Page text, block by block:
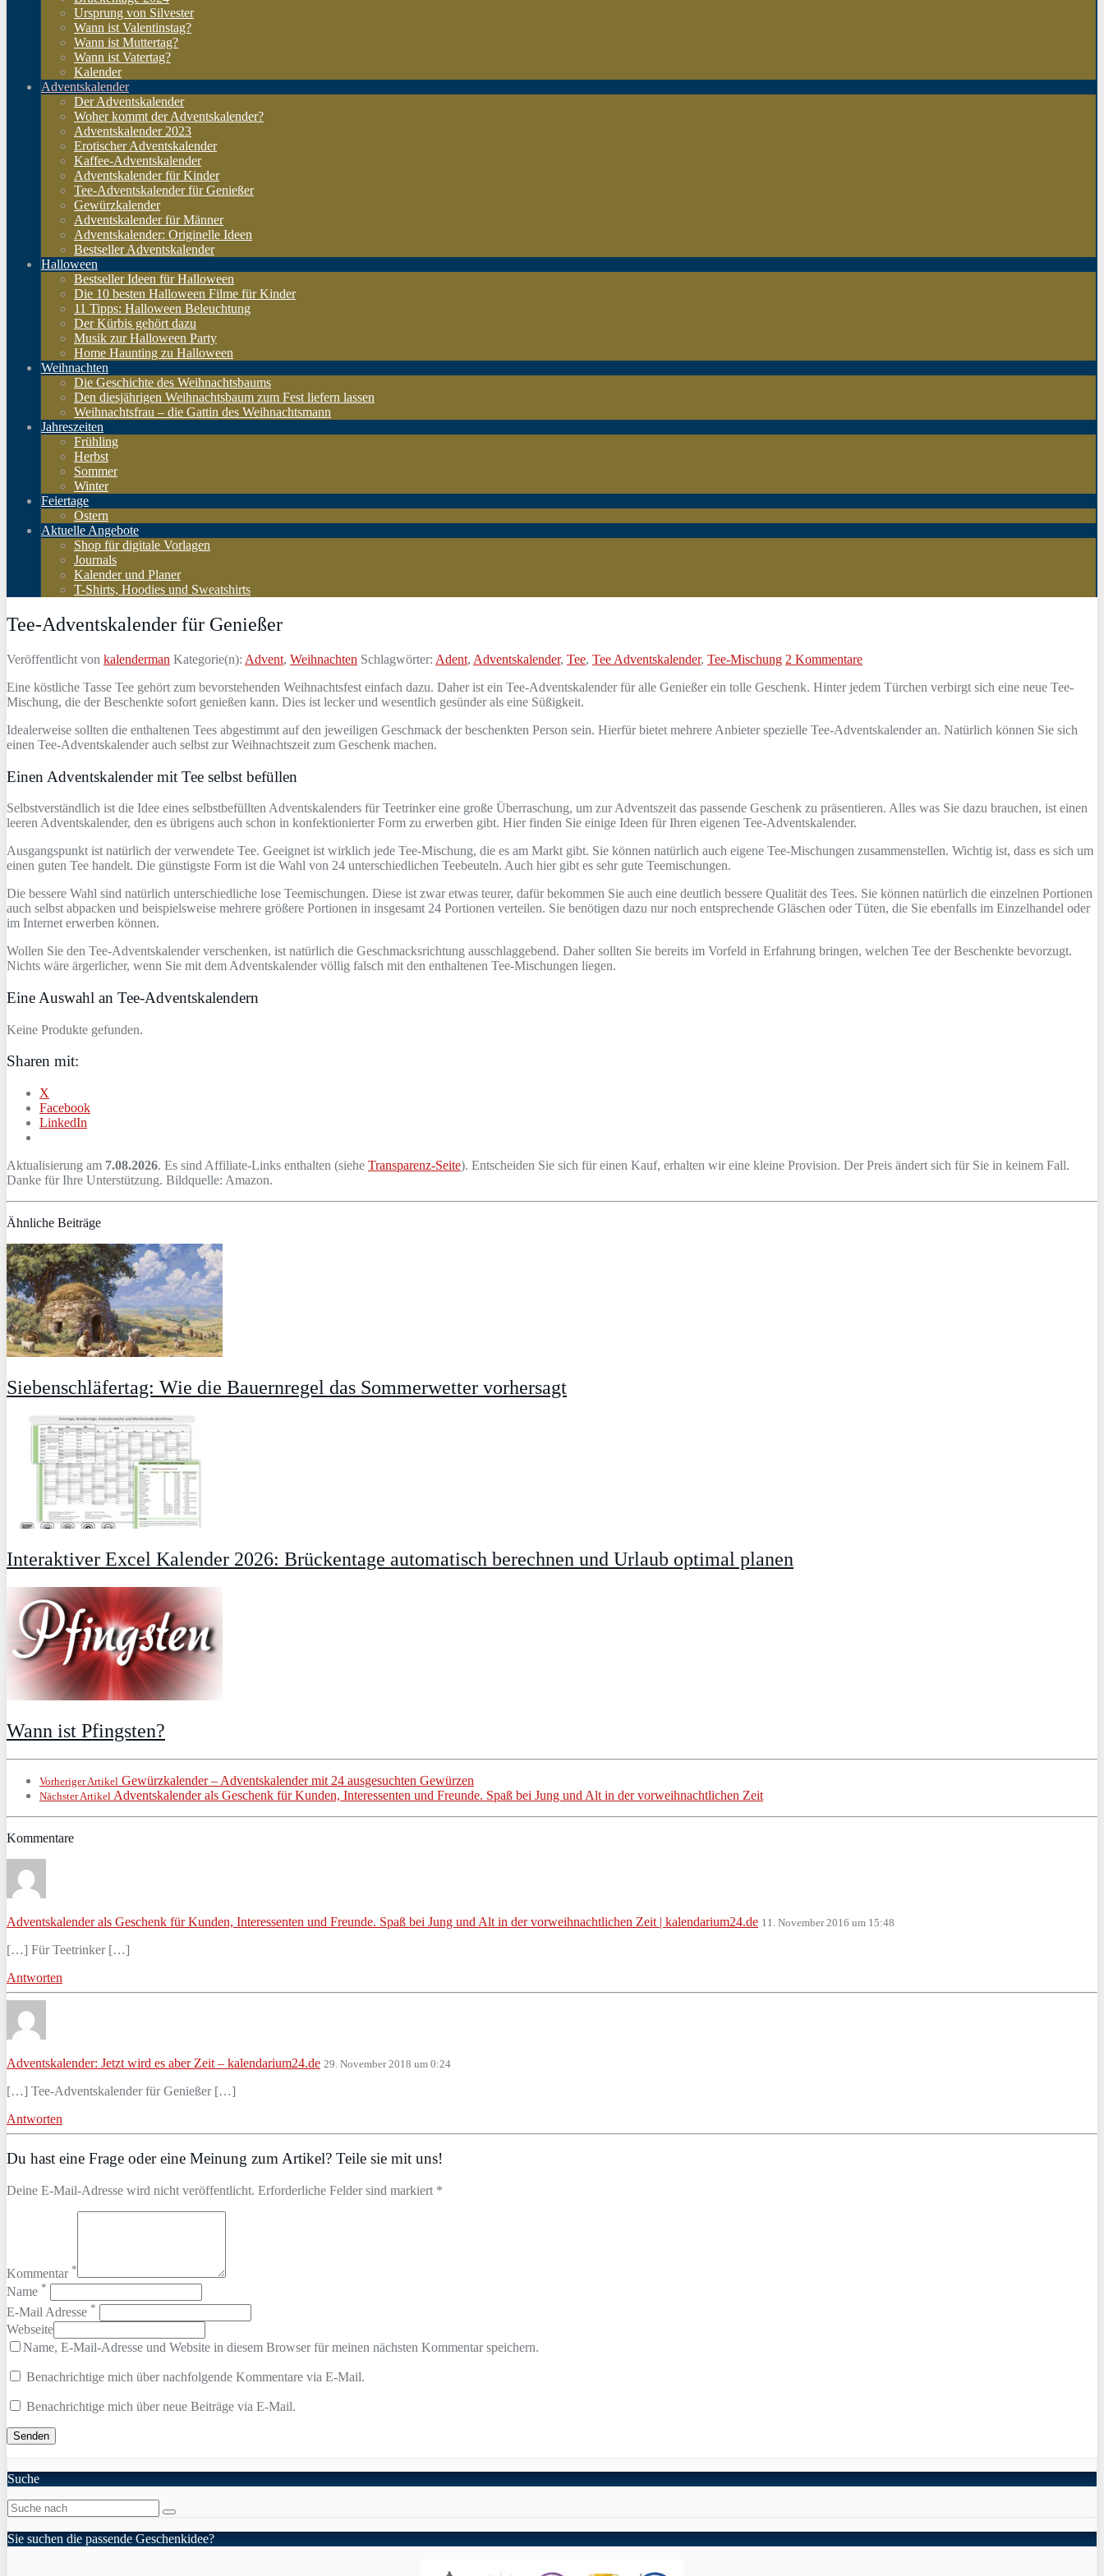
Ursprung von Silvester
Wann ist Valentinstag?
Wann ist Muttertag?
Wann ist Vatertag?
Kalender
Adventskalender
Der Adventskalender
Woher kommt der Adventskalender?
Adventskalender 2023
Erotischer Adventskalender
Kaffee-Adventskalender
Adventskalender für Kinder
Tee-Adventskalender für Genießer
Gewürzkalender
Adventskalender für Männer
Adventskalender: Originelle Ideen
Bestseller Adventskalender
Halloween
Bestseller Ideen für Halloween
Die 10 besten Halloween Filme für Kinder
11 Tipps: Halloween Beleuchtung
Der Kürbis gehört dazu
Musik zur Halloween Party
Home Haunting zu Halloween
Weihnachten
Die Geschichte des Weihnachtsbaums
Den diesjährigen Weihnachtsbaum zum Fest liefern lassen
Weihnachtsfrau – die Gattin des Weihnachtsmann
Jahreszeiten
Frühling
Herbst
Sommer
Winter
Feiertage
Ostern
Aktuelle Angebote
Shop für digitale Vorlagen
Journals
Kalender und Planer
T-Shirts, Hoodies und Sweatshirts
Tee-Adventskalender für Genießer
Veröffentlicht von kalenderman Kategorie(n): Advent, Weihnachten Schlagwörter: Adent, Adventskalender, Tee, Tee Adventskalender, Tee-Mischung 2 Kommentare
Eine köstliche Tasse Tee gehört zum bevorstehenden Weihnachtsfest einfach dazu. Daher ist ein Tee-Adventskalender für alle Genießer ein tolle Geschenk. Hinter jedem Türchen verbirgt sich eine neue Tee-
Mischung, die der Beschenkte sofort genießen kann. Dies ist lecker und wesentlich gesünder als eine Süßigkeit.
Idealerweise sollten die enthaltenen Tees abgestimmt auf den jeweiligen Geschmack der beschenkten Person sein. Hierfür bietet mehrere Anbieter spezielle Tee-Adventskalender an. Natürlich können Sie sich
einen Tee-Adventskalender auch selbst zur Weihnachtszeit zum Geschenk machen.
Einen Adventskalender mit Tee selbst befüllen
Selbstverständlich ist die Idee eines selbstbefüllten Adventskalenders für Teetrinker eine große Überraschung, um zur Adventszeit das passende Geschenk zu präsentieren. Alles was Sie dazu brauchen, ist einen
leeren Adventskalender, den es übrigens auch schon in konfektionierter Form zu erwerben gibt. Hier finden Sie einige Ideen für Ihren eigenen Tee-Adventskalender.
Ausgangspunkt ist natürlich der verwendete Tee. Geeignet ist wirklich jede Tee-Mischung, die es am Markt gibt. Sie können natürlich auch eigene Tee-Mischungen zusammenstellen. Wichtig ist, dass es sich um
einen guten Tee handelt. Die günstigste Form ist die Wahl von 24 unterschiedlichen Teebeuteln. Auch hier gibt es sehr gute Teemischungen.
Die bessere Wahl sind natürlich unterschiedliche lose Teemischungen. Diese ist zwar etwas teurer, dafür bekommen Sie auch eine deutlich bessere Qualität des Tees. Sie können natürlich die einzelnen Portionen
auch selbst abpacken und beispielsweise mehrere größere Portionen in insgesamt 24 Portionen verteilen. Sie benötigen dazu nur noch entsprechende Gläschen oder Tüten, die Sie ebenfalls im Einzelhandel oder
im Internet erwerben können.
Wollen Sie den Tee-Adventskalender verschenken, ist natürlich die Geschmacksrichtung ausschlaggebend. Daher sollten Sie bereits im Vorfeld in Erfahrung bringen, welchen Tee der Beschenkte bevorzugt.
Nichts wäre ärgerlicher, wenn Sie mit dem Adventskalender völlig falsch mit den enthaltenen Tee-Mischungen liegen.
Eine Auswahl an Tee-Adventskalendern
Keine Produkte gefunden.
Sharen mit:
X
Facebook
LinkedIn
Aktualisierung am 7.08.2026. Es sind Affiliate-Links enthalten (siehe Transparenz-Seite). Entscheiden Sie sich für einen Kauf, erhalten wir eine kleine Provision. Der Preis ändert sich für Sie in keinem Fall.
Danke für Ihre Unterstützung. Bildquelle: Amazon.
Ähnliche Beiträge
Siebenschläfertag: Wie die Bauernregel das Sommerwetter vorhersagt
Interaktiver Excel Kalender 2026: Brückentage automatisch berechnen und Urlaub optimal planen
Wann ist Pfingsten?
Vorheriger Artikel Gewürzkalender – Adventskalender mit 24 ausgesuchten Gewürzen
Nächster Artikel Adventskalender als Geschenk für Kunden, Interessenten und Freunde. Spaß bei Jung und Alt in der vorweihnachtlichen Zeit
Kommentare
Adventskalender als Geschenk für Kunden, Interessenten und Freunde. Spaß bei Jung und Alt in der vorweihnachtlichen Zeit | kalendarium24.de 11. November 2016 um 15:48
[…] Für Teetrinker […]
Antworten
Adventskalender: Jetzt wird es aber Zeit – kalendarium24.de 29. November 2018 um 0:24
[…] Tee-Adventskalender für Genießer […]
Antworten
Du hast eine Frage oder eine Meinung zum Artikel? Teile sie mit uns!
Deine E-Mail-Adresse wird nicht veröffentlicht. Erforderliche Felder sind markiert *
Kommentar *
Name *
E-Mail Adresse *
Webseite
Name, E-Mail-Adresse und Website in diesem Browser für meinen nächsten Kommentar speichern.
Benachrichtige mich über nachfolgende Kommentare via E-Mail.
Benachrichtige mich über neue Beiträge via E-Mail.
Suche
Sie suchen die passende Geschenkidee?